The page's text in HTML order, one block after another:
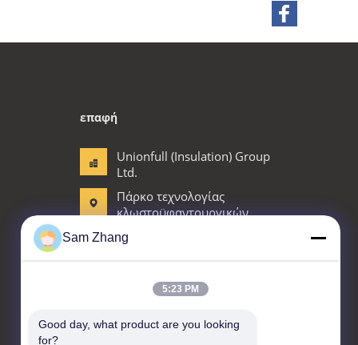
επαφή
Unionfull (Insulation) Group
Ltd.
Πάρκο τεχνολογίας
κλωστοϋφαντουργικών
Jingbianshi Rd, Jiaxing,
επαρχία Zhejiang, Κίνα
86--18668332131
admin@unionfullinsulation.com
Sam Zhang
5:23 PM
Good day, what product are you looking
for?